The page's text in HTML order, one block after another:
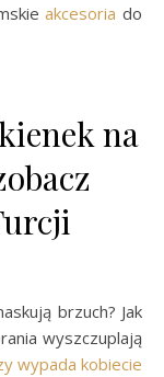
akcesoria do
na
brzuch? Jak
wyszczuplają
wypada kobiecie